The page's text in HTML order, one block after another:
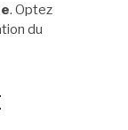
. Optez
du